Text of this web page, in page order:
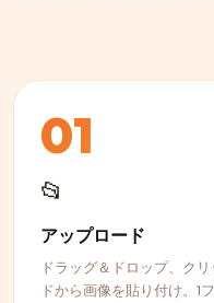
01
📂
アップロード
ドラッグ＆ドロップ、ク
ドから画像を貼り付け。1